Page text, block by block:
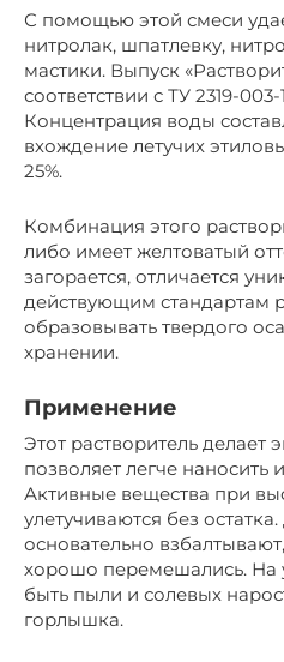
С помощью этой смеси
нитролак, шпатлевку,
мастики. Выпуск
соответствии с ТУ 2319-003-
Концентрация воды
вхождение летучих
25%.
Комбинация этого
либо имеет желтоватый
загорается, отличается
действующим стандартам
образовывать твердого
хранении.
Применение
Этот растворитель
позволяет легче наносить
Активные вещества при
улетучиваются без
основательно
хорошо перемешались. На
быть пыли и солевых
горлышка.